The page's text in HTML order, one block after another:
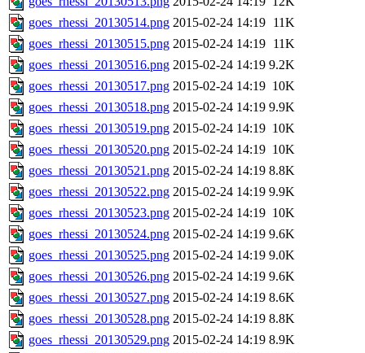
goes_rhessi_20130514.png 2015-02-24 14:19 11K
goes_rhessi_20130515.png 2015-02-24 14:19 11K
goes_rhessi_20130516.png 2015-02-24 14:19 9.2K
goes_rhessi_20130517.png 2015-02-24 14:19 10K
goes_rhessi_20130518.png 2015-02-24 14:19 9.9K
goes_rhessi_20130519.png 2015-02-24 14:19 10K
goes_rhessi_20130520.png 2015-02-24 14:19 10K
goes_rhessi_20130521.png 2015-02-24 14:19 8.8K
goes_rhessi_20130522.png 2015-02-24 14:19 9.9K
goes_rhessi_20130523.png 2015-02-24 14:19 10K
goes_rhessi_20130524.png 2015-02-24 14:19 9.6K
goes_rhessi_20130525.png 2015-02-24 14:19 9.0K
goes_rhessi_20130526.png 2015-02-24 14:19 9.6K
goes_rhessi_20130527.png 2015-02-24 14:19 8.6K
goes_rhessi_20130528.png 2015-02-24 14:19 8.8K
goes_rhessi_20130529.png 2015-02-24 14:19 8.9K